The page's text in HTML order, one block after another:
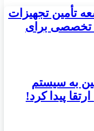
تأمین تجهیزات
تخصصی برای
به سیستم
پیدا کرد!